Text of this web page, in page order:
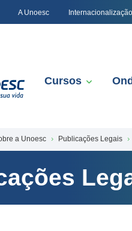
A Unoesc Internacionalização
Cursos
a Unoesc Publicações Legais